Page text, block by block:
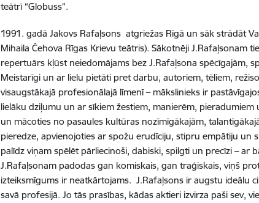
teātrī “Globuss”.
1991. gadā Jakovs Rafaļsons atgriežas Rīgā un sāk strādāt
Mihaila Čehova Rīgas Krievu teātris). Sākotnēji J.Rafaļsonam
repertuārs kļūst neiedomājams bez J.Rafaļsona spēcīgajām,
Meistarīgi un ar lielu pietāti pret darbu, autoriem, tēliem,
visaugstākajā profesionālajā līmenī – mākslinieks ir
lielāku dziļumu un ar sīkiem žestiem, manierēm,
un mācoties no pasaules kultūras nozīmīgākajām,
pieredze, apvienojoties ar spožu erudīciju, stipru empātiju un
palīdz viņam spēlēt pārliecinoši, dabiski, spilgti un precīzi – ar
J.Rafaļsonam padodas gan komiskais, gan traģiskais, viņš
izteiksmīgums ir neatkārtojams. J.Rafaļsons ir augstu ideālu
savā profesijā. Jo tās prasības, kādas aktieri izvirza paši sev,